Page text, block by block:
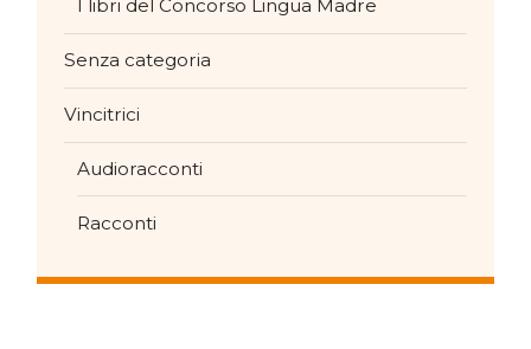
I libri del Concorso Lingua Madre
Senza categoria
Vincitrici
Audioracconti
Racconti